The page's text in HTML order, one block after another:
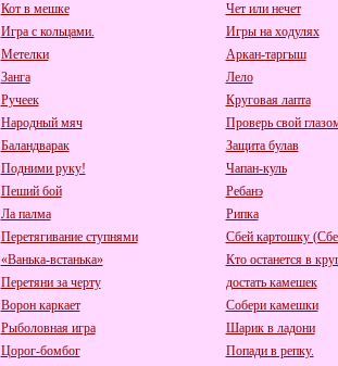
Кот в мешке
Чет или нечет
Игра с кольцами.
Игры на ходулях
Метелки
Аркан-таргыш
Занга
Лело
Ручеек
Круговая лапта
Народный мяч
Проверь свой
Баландварак
Защита булав
Подними руку!
Чапан-куль
Пеший бой
Ребанэ
Ла палма
Рипка
Перетягивание ступнями
Сбей картошку
«Ванька-встанька»
Кто останется в
Перетяни за черту
достать камешек
Ворон каркает
Собери камешки
Рыболовная игра
Шарик в ладони
Цорог-бомбог
Попади в репку.